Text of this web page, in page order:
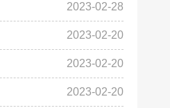
2023-02-28
2023-02-20
2023-02-20
2023-02-20